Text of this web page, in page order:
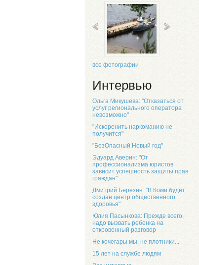
все фотографии
Интервью
Ольга Микушева: "Отказаться от
услуг регионального оператора
невозможно"
"Искоренить наркоманию не
получится"
"БезОпасный Новый год"
Эдуард Аверин: "От
профессионализма юристов
зависит успешность защиты прав
граждан"
Дмитрий Березин: "В Коми будет
создан центр общественного
здоровья"
Юлия Пасынкова: Прежде всего,
надо вызвать ребенка на
откровенный разговор
Не кочегары мы, не плотники...
15 лет на службе людям